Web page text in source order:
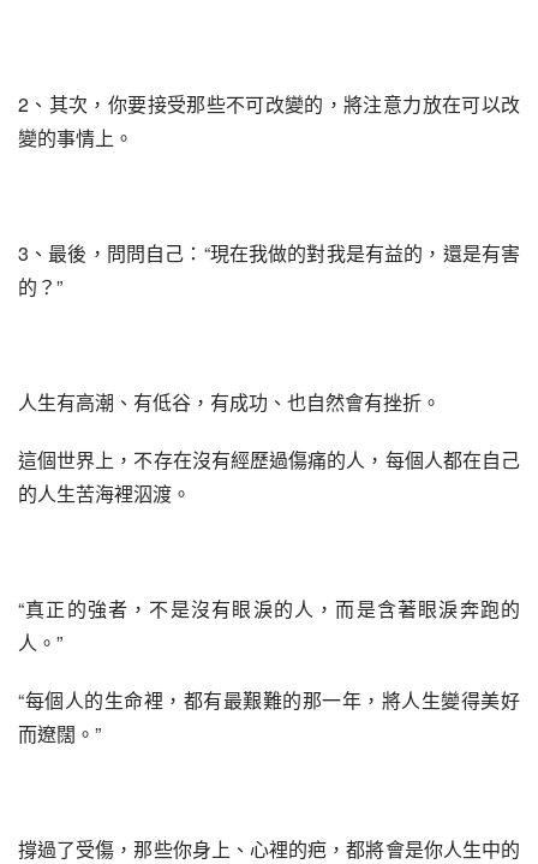
2、其次，你要接受那些不可改變的，將注意力放在可以改
變的事情上。
3、最後，問問自己：“現在我做的對我是有益的，還是有害
的？”
人生有高潮、有低谷，有成功、也自然會有挫折。
這個世界上，不存在沒有經歷過傷痛的人，每個人都在自己
的人生苦海裡泅渡。
“真正的強者，不是沒有眼淚的人，而是含著眼淚奔跑的
人。”
“每個人的生命裡，都有最艱難的那一年，將人生變得美好
而遼闊。”
撐過了受傷，那些你身上、心裡的疤，都將會是你人生中的